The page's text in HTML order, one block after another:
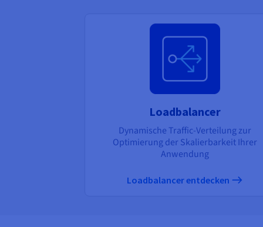
Loadbalancer
Dynamische Traffic-Verteilung zur
Optimierung der Skalierbarkeit Ihrer
Anwendung
Loadbalancer entdecken